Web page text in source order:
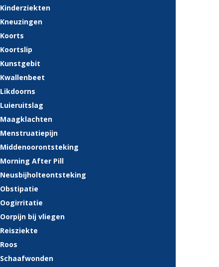
Kinderziekten
Kneuzingen
Koorts
Koortslip
Kunstgebit
Kwallenbeet
Likdoorns
Luieruitslag
Maagklachten
Menstruatiepijn
Middenoorontsteking
Morning After Pill
Neusbijholteontsteking
Obstipatie
Oogirritatie
Oorpijn bij vliegen
Reisziekte
Roos
Schaafwonden